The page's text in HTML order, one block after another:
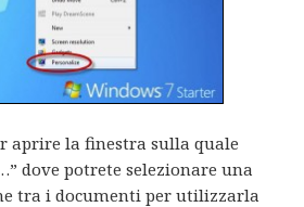
aprire la finestra sulla quale
dove potrete selezionare una
tra i documenti per utilizzarla